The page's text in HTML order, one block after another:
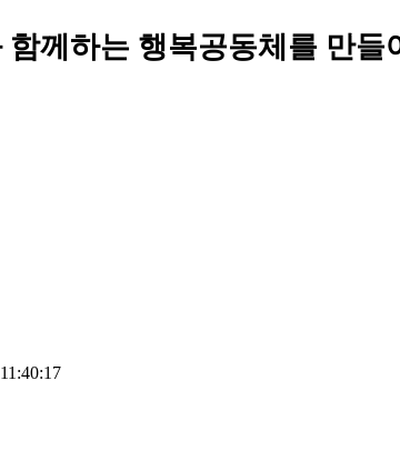
께하는 행복공동체를 만들